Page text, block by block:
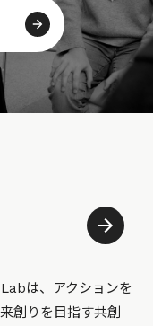
は、アクションを
創りを目指す共創